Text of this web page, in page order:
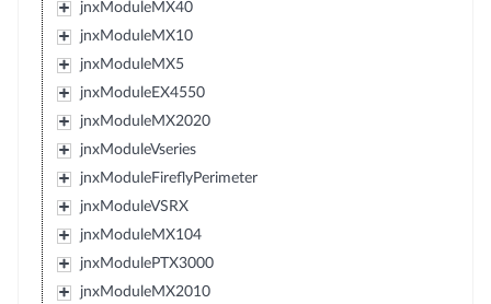
jnxModuleMX40
jnxModuleMX10
jnxModuleMX5
jnxModuleEX4550
jnxModuleMX2020
jnxModuleVseries
jnxModuleFireflyPerimeter
jnxModuleVSRX
jnxModuleMX104
jnxModulePTX3000
jnxModuleMX2010